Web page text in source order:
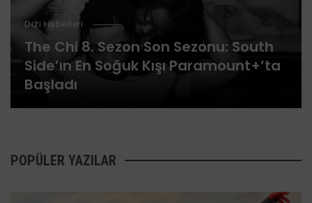
Dizi Haberleri
The Chi 8. Sezon Son Sezonu: South
Side’ın En Soğuk Kışı Paramount+’ta
Başladı
POPÜLER YAZILAR